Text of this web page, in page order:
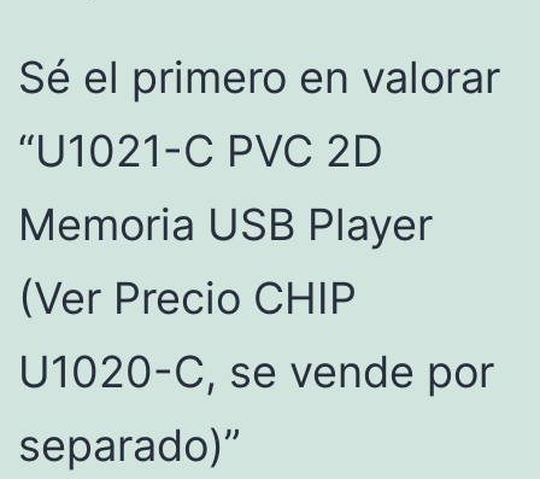
vende
separado)
Sé el primero en valorar
“U1021-C PVC 2D
Memoria USB Player
(Ver Precio CHIP
U1020-C, se vende por
separado)”